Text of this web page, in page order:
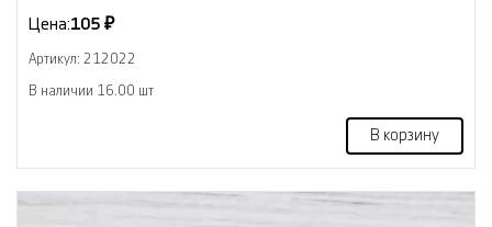
Цена:105 ₽
Артикул: 212022
В наличии 16.00 шт
В корзину